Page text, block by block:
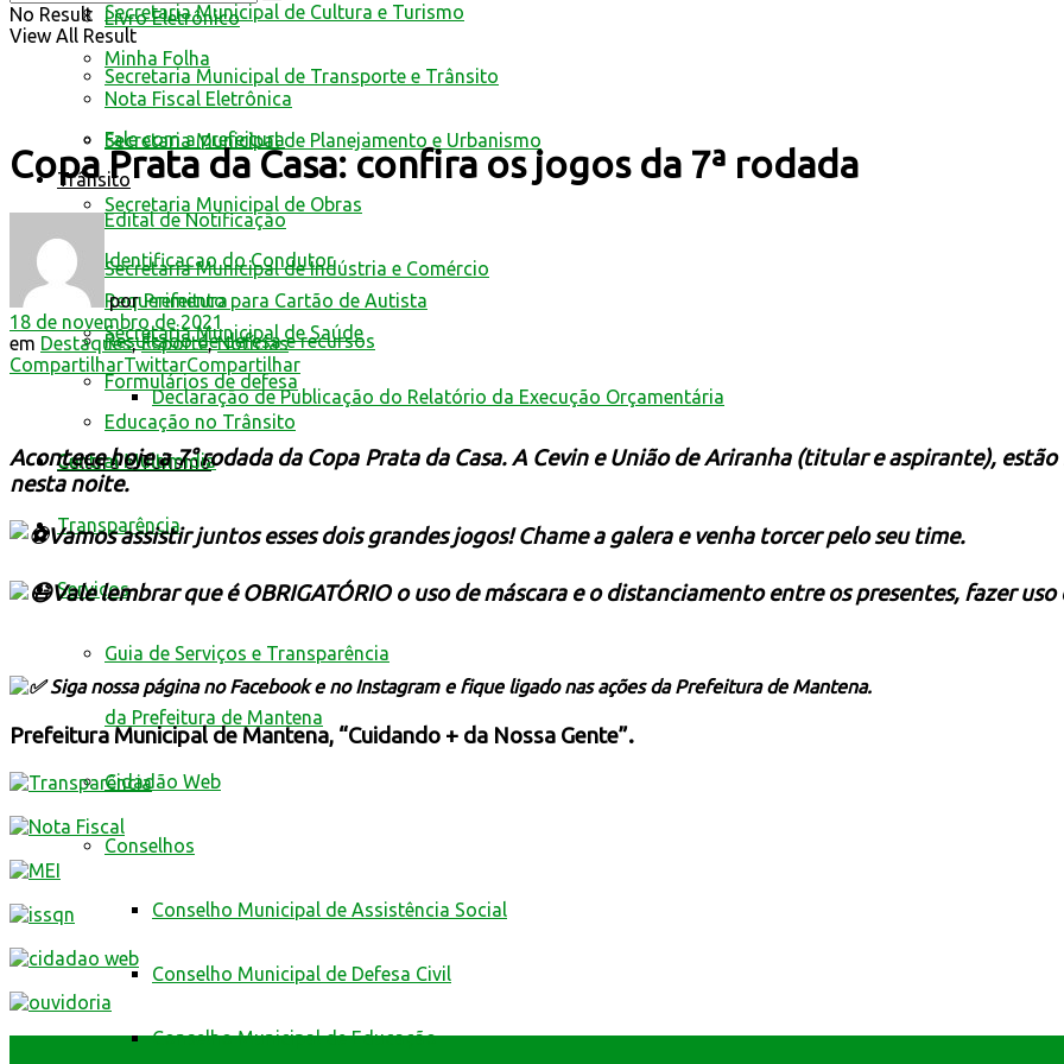
Livro Eletrônico
Minha Folha
Nota Fiscal Eletrônica
Fale com a prefeitura
Trânsito
Edital de Notificação
Identificacao do Condutor
Requerimento para Cartão de Autista
Resultado de defesa e recursos
Formulários de defesa
Educação no Trânsito
Cultura e Turismo
Secretaria Municipal de Cultura e Turismo
Secretaria Municipal de Transporte e Trânsito
Secretaria Municipal de Planejamento e Urbanismo
Secretaria Municipal de Obras
Secretaria Municipal de Indústria e Comércio
Secretaria Municipal de Saúde
Declaração de Publicação do Relatório da Execução Orçamentária
Central Multimídia
Transparência
Serviços
Guia de Serviços e Transparência
da Prefeitura de Mantena
Cidadão Web
Conselhos
Conselho Municipal de Assistência Social
Conselho Municipal de Defesa Civil
Conselho Municipal de Educação
No Result
View All Result
Copa Prata da Casa: confira os jogos da 7ª rodada
por Prefeitura
18 de novembro de 2021
em Destaques,Esporte,Notícias
CompartilharTwittarCompartilhar
Acontece hoje a 7° rodada da Copa Prata da Casa. A Cevin e União de Ariranha (titular e aspirante),
nesta noite.
Vamos assistir juntos esses dois grandes jogos! Chame a galera e venha torcer pelo seu time.
Vale lembrar que é OBRIGATÓRIO o uso de máscara e o distanciamento entre os presentes, fazer
Siga nossa página no Facebook e no Instagram e fique ligado nas ações da Prefeitura de Mantena.
Prefeitura Municipal de Mantena, “Cuidando + da Nossa Gente”.